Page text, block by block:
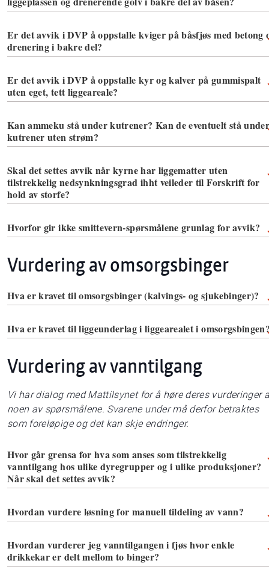
Er det avvik i DVP å oppstalle kviger på båsfjøs med betong
drenering i bakre del?
Er det avvik i DVP å oppstalle kyr og kalver på gummispalt
uten eget, tett liggeareale?
Kan ammeku stå under kutrener? Kan de eventuelt stå under
kutrener uten strøm?
Skal det settes avvik når kyrne har liggematter uten
tilstrekkelig nedsynkningsgrad ihht veileder til Forskrift for
hold av storfe?
Hvorfor gir ikke smittevern-spørsmålene grunlag for avvik?
Vurdering av omsorgsbinger
Hva er kravet til omsorgsbinger (kalvings- og sjukebinger)?
Hva er kravet til liggeunderlag i liggearealet i
Vurdering av vanntilgang
Vi har dialog med Mattilsynet for å høre deres vurderinger
noen av spørsmålene. Svarene under må derfor betraktes
som foreløpige og det kan skje endringer.
Hvor går grensa for hva som anses som tilstrekkelig
vanntilgang hos ulike dyregrupper og i ulike produksjoner?
Når skal det settes avvik?
Hvordan vurdere løsning for manuell tildeling av vann?
Hvordan vurderer jeg vanntilgangen i fjøs hvor enkle
drikkekar er delt mellom to binger?